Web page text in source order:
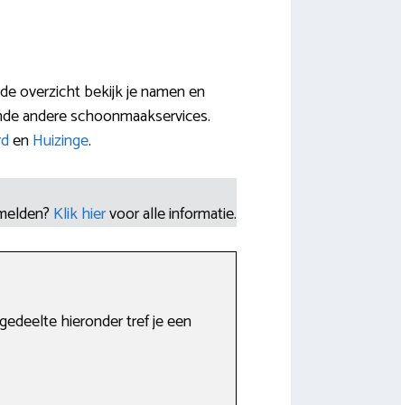
overzicht bekijk je namen en
andere schoonmaakservices.
enHuizinge.
Klik hiervoor alle informatie.
hieronder tref je een